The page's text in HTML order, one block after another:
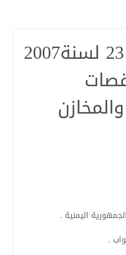
قانون رقم 23 لسنة2007
اليمنية .
.